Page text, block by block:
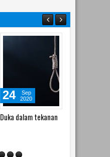
Pandemi tak
06
Sep
2020